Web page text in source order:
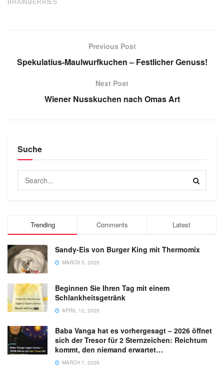
Previous Post
Spekulatius-Maulwurfkuchen – Festlicher Genuss!
Next Post
Wiener Nusskuchen nach Omas Art
Suche
Trending Comments Latest
Sandy-Eis von Burger King mit Thermomix
MARCH 5, 2025
Beginnen Sie Ihren Tag mit einem
Schlankheitsgetränk
APRIL 12, 2025
Baba Vanga hat es vorhergesagt – 2026 öffnet
sich der Tresor für 2 Sternzeichen: Reichtum
kommt, den niemand erwartet…
MARCH 7, 2026